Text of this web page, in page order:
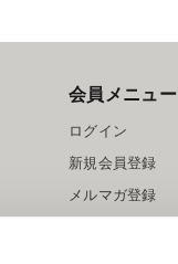
会員メニュー
ログイン
新規会員登録
メルマガ登録